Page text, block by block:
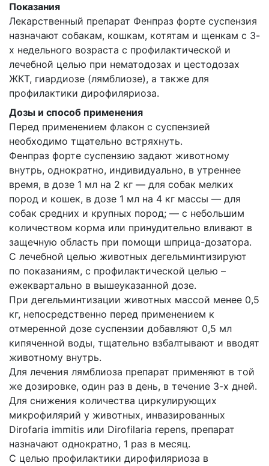
Показания
Лекарственный препарат Фенпраз форте суспензия
назначают собакам, кошкам, котятам и щенкам с 3-
х недельного возраста с профилактической и
лечебной целью при нематодозах и цестодозах
ЖКТ, гиардиозе (лямблиозе), а также для
профилактики дирофиляриоза.
Дозы и способ применения
Перед применением флакон с суспензией
необходимо тщательно встряхнуть.
Фенпраз форте суспензию задают животному
внутрь, однократно, индивидуально, в утреннее
время, в дозе 1 мл на 2 кг — для собак мелких
пород и кошек, в дозе 1 мл на 4 кг массы — для
собак средних и крупных пород; — с небольшим
количеством корма или принудительно вливают в
защечную область при помощи шприца-дозатора.
С лечебной целью животных дегельминтизируют
по показаниям, с профилактической целью –
ежеквартально в вышеуказанной дозе.
При дегельминтизации животных массой менее 0,5
кг, непосредственно перед применением к
отмеренной дозе суспензии добавляют 0,5 мл
кипяченной воды, тщательно взбалтывают и вводят
животному внутрь.
Для лечения лямблиоза препарат применяют в той
же дозировке, один раз в день, в течение 3-х дней.
Для снижения количества циркулирующих
микрофилярий у животных, инвазированных
Dirofaria immitis или Dirofilaria repens, препарат
назначают однократно, 1 раз в месяц.
С целью профилактики дирофиляриоза в